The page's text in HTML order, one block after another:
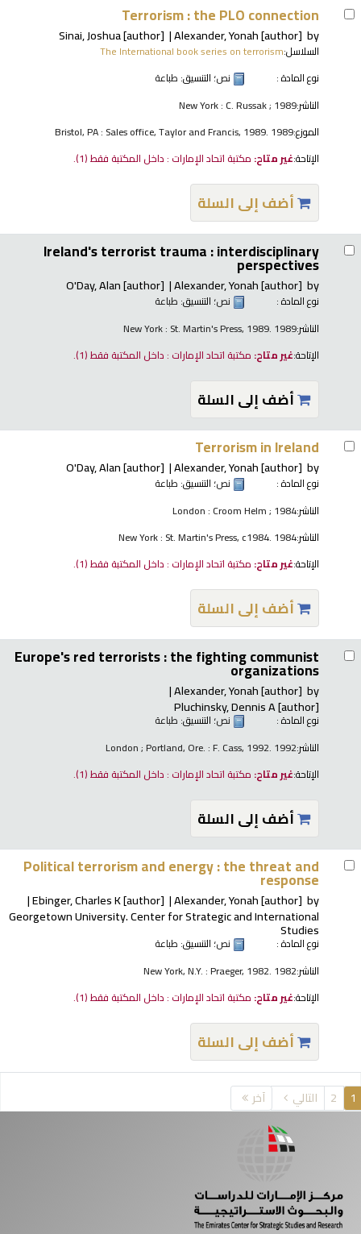
Terrorism : the PLO connection
by
Alexander, Yonah[author]
Sinai, Joshua[author]
السلاسل:The International book series on terrorism
نوع المادة :
نص؛ التنسيق: طباعة
الناشر:New York : C. Russak ; 1989
الموزع:Bristol, PA : Sales office, Taylor and Francis, 1989. 1989
الإتاحة:غير متاح: مكتبة اتحاد الإمارات : داخل المكتبة فقط(1).
أضف إلى السلة
Ireland's terrorist trauma : interdisciplinary
perspectives
by
Alexander, Yonah[author]
O'Day, Alan[author]
نوع المادة : نص؛ التنسيق: طباعة
الناشر:New York : St. Martin's Press, 1989. 1989
الإتاحة:غير متاح: مكتبة اتحاد الإمارات : داخل المكتبة فقط(1).
أضف إلى السلة
Terrorism in Ireland
by
Alexander, Yonah[author]
O'Day, Alan[author]
نوع المادة : نص؛ التنسيق: طباعة
الناشر:London : Croom Helm ; 1984
الناشر:New York : St. Martin's Press, c1984. 1984
الإتاحة:غير متاح: مكتبة اتحاد الإمارات : داخل المكتبة فقط(1).
أضف إلى السلة
Europe's red terrorists : the fighting communist
organizations
by
Alexander, Yonah[author]
Pluchinsky, Dennis A[author]
نوع المادة : نص؛ التنسيق: طباعة
الناشر:London ; Portland, Ore. : F. Cass, 1992. 1992
الإتاحة:غير متاح: مكتبة اتحاد الإمارات : داخل المكتبة فقط(1).
أضف إلى السلة
Political terrorism and energy : the threat and
response
by
Alexander, Yonah[author]
Ebinger, Charles K[author]
Georgetown University. Center for Strategic and International
Studies
نوع المادة : نص؛ التنسيق: طباعة
الناشر:New York, N.Y. : Praeger, 1982. 1982
الإتاحة:غير متاح: مكتبة اتحاد الإمارات : داخل المكتبة فقط(1).
أضف إلى السلة
1
2 التالي آخر